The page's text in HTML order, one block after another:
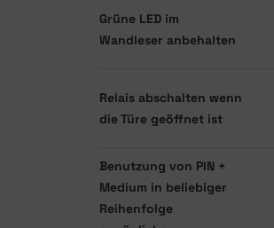
Grüne LED im
Wandleser anbehalten
Relais abschalten wenn
die Türe geöffnet ist
Benutzung von PIN +
Medium in beliebiger
Reihenfolge